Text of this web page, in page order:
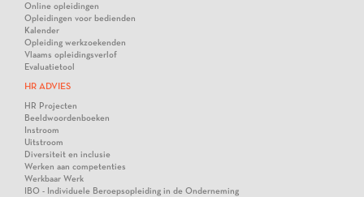
Online opleidingen
Opleidingen voor bedienden
Kalender
Opleiding werkzoekenden
Vlaams opleidingsverlof
Evaluatietool
HR ADVIES
HR Projecten
Beeldwoordenboeken
Instroom
Uitstroom
Diversiteit en inclusie
Werken aan competenties
Werkbaar Werk
IBO - Individuele Beroepsopleiding in de Onderneming